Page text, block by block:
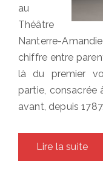
au
Théâtre
Nanterre-
chiffre entre
là du premier
partie, consacrée
avant, depuis
Lire la suite